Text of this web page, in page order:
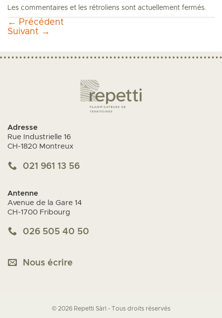
Les commentaires et les rétroliens sont actuellement fermés.
← Précédent
Suivant →
Adresse
Rue Industrielle 16
CH-1820 Montreux
021 961 13 56
Antenne
Avenue de la Gare 14
CH-1700 Fribourg
026 505 40 50
Nous écrire
© 2026 Repetti Sàrl - Tous droits réservés